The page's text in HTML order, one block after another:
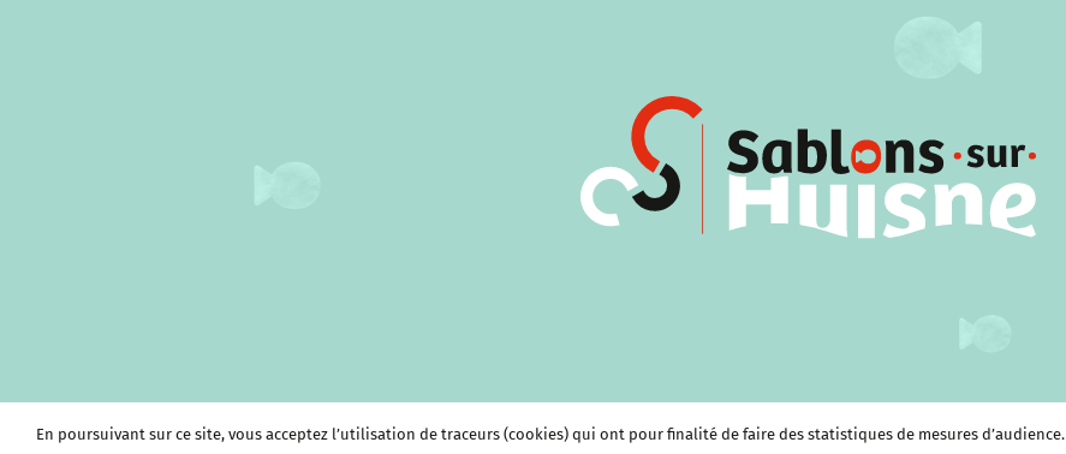
En poursuivant sur ce site, vous acceptez l’utilisation de traceurs (cookies) qui ont pour finalité de faire des statistiques de mesures d’audience.